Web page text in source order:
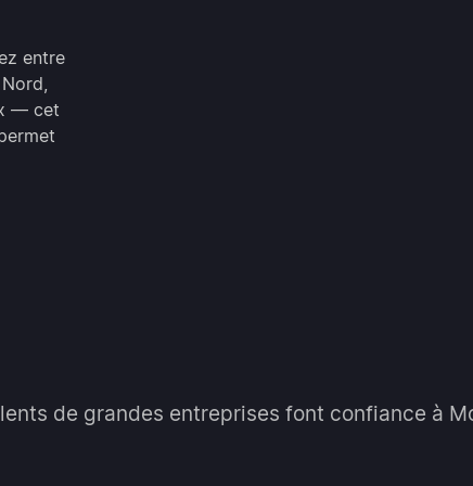
entre
— cet
de grandes entreprises font confiance à